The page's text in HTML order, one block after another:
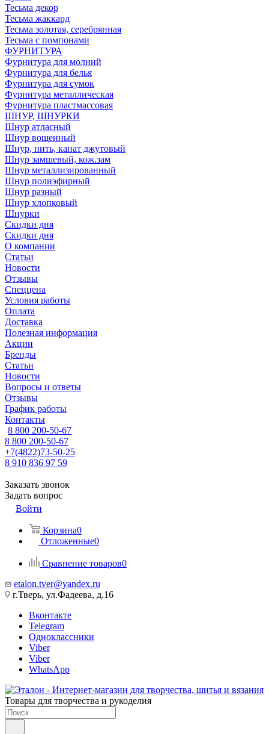
Тесьма декор
Тесьма жаккард
Тесьма золотая, серебрянная
Тесьма с помпонами
ФУРНИТУРА
Фурнитура для молний
Фурнитура для белья
Фурнитура для сумок
Фурнитура металлическая
Фурнитура пластмассовая
ШНУР, ШНУРКИ
Шнур атласный
Шнур вощенный
Шнур, нить, канат джутовый
Шнур замшевый, кож.зам
Шнур металлизированный
Шнур полиэфирный
Шнур разный
Шнур хлопковый
Шнурки
Скидки дня
Скидки дня
О компании
Статьи
Новости
Отзывы
Спеццена
Условия работы
Оплата
Доставка
Полезная информация
Акции
Бренды
Статьи
Новости
Вопросы и ответы
Отзывы
График работы
Контакты
8 800 200-50-67
8 800 200-50-67
+7(4822)73-50-25
8 910 836 97 59
Заказать звонок
Задать вопрос
Войти
Корзина0
Отложенные0
Сравнение товаров0
etalon.tver@yandex.ru
г.Тверь, ул.Фадеева, д.16
Вконтакте
Telegram
Одноклассники
Viber
Viber
WhatsApp
Товары для творчества и рукоделия